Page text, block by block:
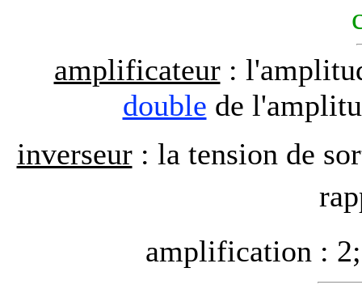
amplificateur:
double de
inverseur: la tension de
amplification :